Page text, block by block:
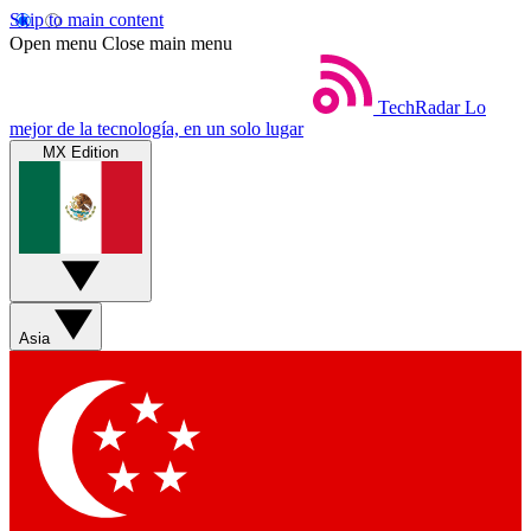
Skip to main content
Open menu Close main menu
TechRadar Lo
mejor de la tecnología, en un solo lugar
MX Edition
Asia